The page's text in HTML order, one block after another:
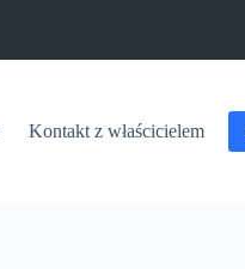
Kontakt z właścicielem